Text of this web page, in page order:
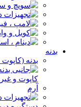
بدنه
بدنه
کاپوت و
آرم